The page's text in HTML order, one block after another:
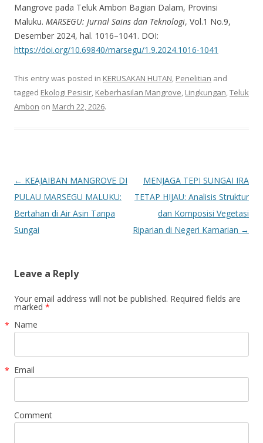
Mangrove pada Teluk Ambon Bagian Dalam, Provinsi
Maluku. MARSEGU: Jurnal Sains dan Teknologi, Vol.1 No.9,
Desember 2024, hal. 1016–1041. DOI:
https://doi.org/10.69840/marsegu/1.9.2024.1016-1041
This entry was posted in KERUSAKAN HUTAN, Penelitian and
tagged Ekologi Pesisir, Keberhasilan Mangrove, Lingkungan,Teluk
Ambon on March 22, 2026.
Post navigation
← KEAJAIBAN MANGROVE DI
PULAU MARSEGU MALUKU:
Bertahan di Air Asin Tanpa
Sungai
MENJAGA TEPI SUNGAI IRA
TETAP HIJAU: Analisis Struktur
dan Komposisi Vegetasi
Riparian di Negeri Kamarian →
Leave a Reply
Your email address will not be published. Required fields are
marked *
Name
*
Email
*
Comment